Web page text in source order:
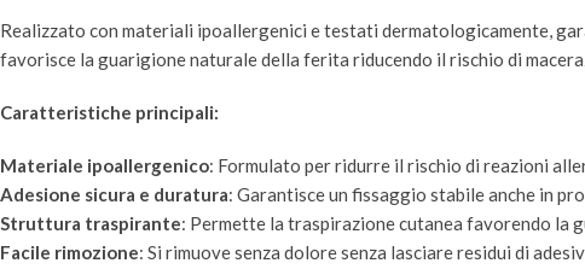
Realizzato con materiali ipoallergenici e testati dermatologicamente,
favorisce la guarigione naturale della ferita riducendo il rischio di
Caratteristiche principali:
Materiale ipoallergenico: Formulato per ridurre il rischio di reazioni
Adesione sicura e duratura: Garantisce un fissaggio stabile anche in
Struttura traspirante: Permette la traspirazione cutanea favorendo la
Facile rimozione: Si rimuove senza dolore senza lasciare residui di